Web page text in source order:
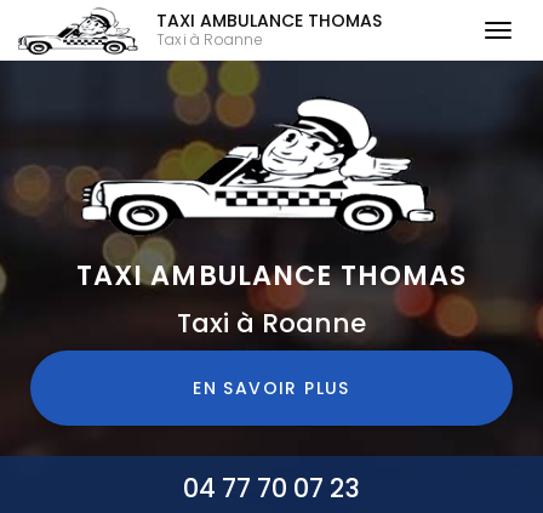
principal
TAXI AMBULANCE THOMAS
Taxi à Roanne
TAXI AMBULANCE THOMAS
Taxi à Roanne
EN SAVOIR PLUS
04 77 70 07 23